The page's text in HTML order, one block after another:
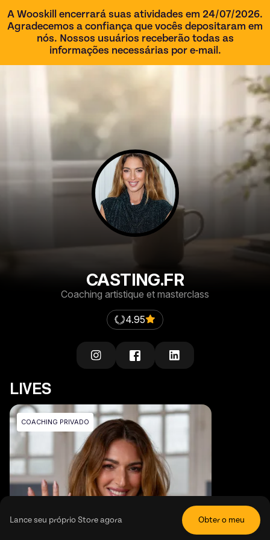
A Wooskill encerrará suas atividades em 24/07/2026.
Agradecemos a confiança que vocês depositaram em
nós. Nossos usuários receberão todas as
informações necessárias por e-mail.
CASTING.FR
Coaching artistique et masterclass
4.95
LIVES
COACHING PRIVADO
Lance seu próprio Store agora Obter o meu